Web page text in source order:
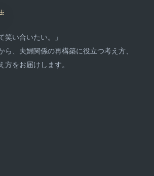
笑い合いたい。」
ら、夫婦関係の再構築に役立つ考え方、
をお届けします。